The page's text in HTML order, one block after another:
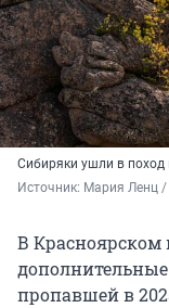
Сибиряки ушли в поход
Источник: Мария Ленц /
В Красноярском
пропавшей в